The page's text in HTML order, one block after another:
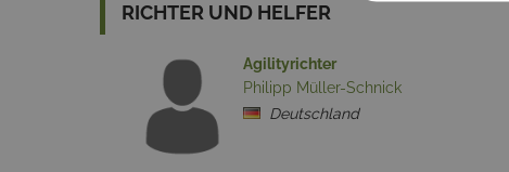
RICHTER UND HELFER
Agilityrichter
Philipp Müller-Schnick
Deutschland